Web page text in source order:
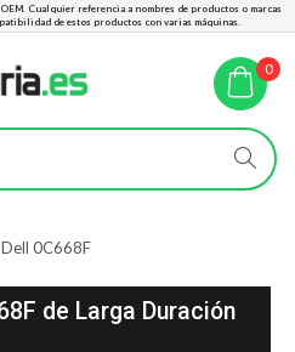
Cualquier referencia a nombres de productos o marcas
de estos productos con varias máquinas.
0
0C668F
de Larga Duración